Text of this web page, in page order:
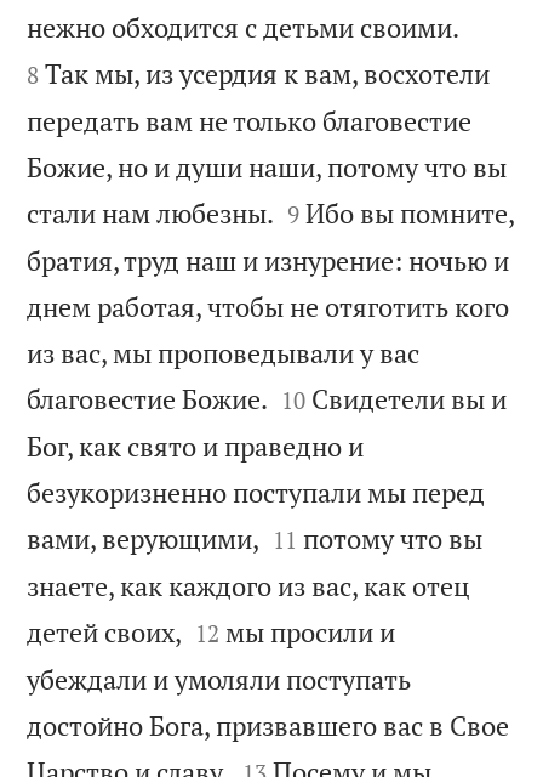
нежно обходится с детьми своими.
8 Так мы, из усердия к вам, восхотели
передать вам не только благовестие
Божие, но и души наши, потому что вы
стали нам любезны. 

9 Ибо вы помните,
братия, труд наш и изнурение: ночью и
днем работая, чтобы не отяготить кого
из вас, мы проповедывали у вас
благовестие Божие. 

10 Свидетели вы и
Бог, как свято и праведно и
безукоризненно поступали мы перед
вами, верующими, 

11 потому что вы
знаете, как каждого из вас, как отец
детей своих, 

12 мы просили и
убеждали и умоляли поступать
достойно Бога, призвавшего вас в Свое

